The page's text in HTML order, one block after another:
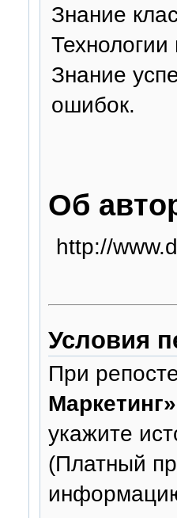
Знание
Знание
ошибок.
Об
http://
Условия
При
укажите
(Платный